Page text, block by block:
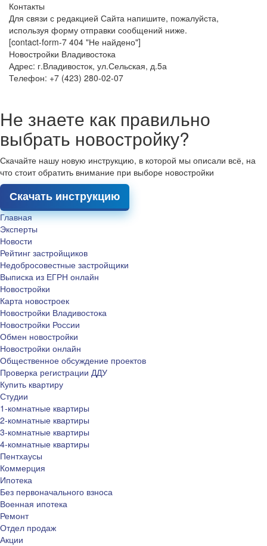
Контакты
Для связи с редакцией Сайта напишите, пожалуйста,
используя форму отправки сообщений ниже.
[contact-form-7 404 "Не найдено"]
Новостройки Владивостока
Адрес: г.Владивосток, ул.Сельская, д.5а
Телефон: +7 (423) 280-02-07
Не знаете как правильно
выбрать новостройку?
Скачайте нашу новую инструкцию, в которой мы описали всё, на
что стоит обратить внимание при выборе новостройки
Скачать инструкцию
Главная
Эксперты
Новости
Рейтинг застройщиков
Недобросовестные застройщики
Выписка из ЕГРН онлайн
Новостройки
Карта новостроек
Новостройки Владивостока
Новостройки России
Обмен новостройки
Новостройки онлайн
Общественное обсуждение проектов
Проверка регистрации ДДУ
Купить квартиру
Студии
1-комнатные квартиры
2-комнатные квартиры
3-комнатные квартиры
4-комнатные квартиры
Пентхаусы
Коммерция
Ипотека
Без первоначального взноса
Военная ипотека
Ремонт
Отдел продаж
Акции